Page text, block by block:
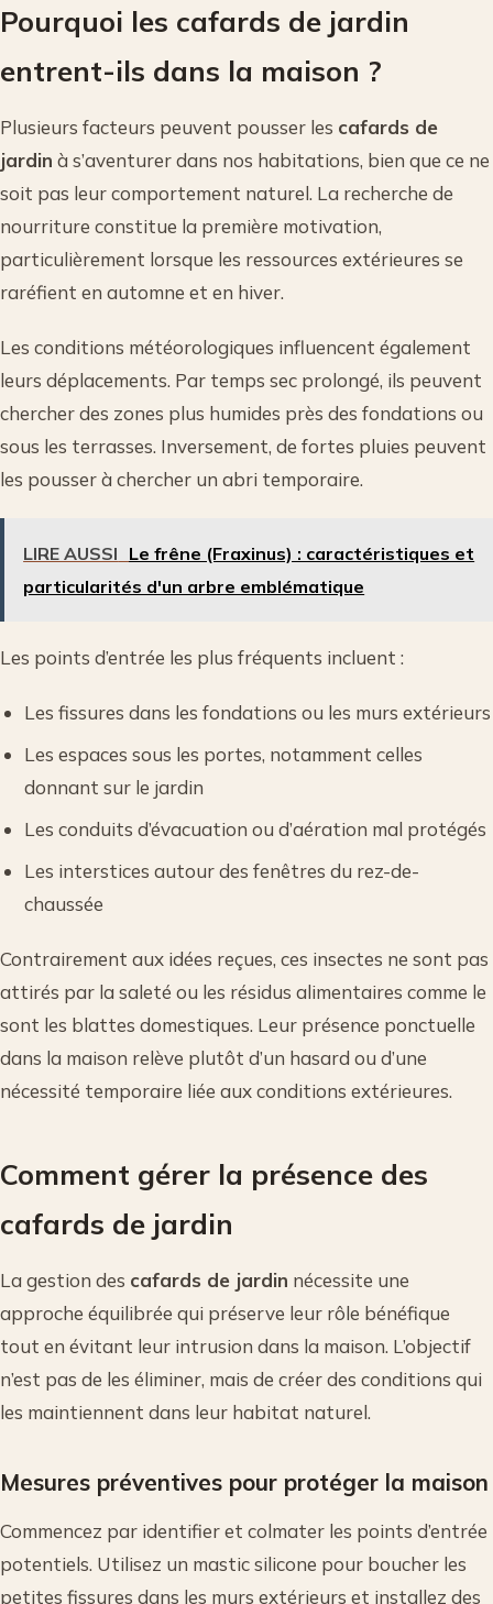
Pourquoi les cafards de jardin
entrent-ils dans la maison ?
Plusieurs facteurs peuvent pousser les cafards de
jardin à s’aventurer dans nos habitations, bien que ce ne
soit pas leur comportement naturel. La recherche de
nourriture constitue la première motivation,
particulièrement lorsque les ressources extérieures se
raréfient en automne et en hiver.
Les conditions météorologiques influencent également
leurs déplacements. Par temps sec prolongé, ils peuvent
chercher des zones plus humides près des fondations ou
sous les terrasses. Inversement, de fortes pluies peuvent
les pousser à chercher un abri temporaire.
LIRE AUSSI Le frêne (Fraxinus) : caractéristiques et
particularités d'un arbre emblématique
Les points d’entrée les plus fréquents incluent :
Les fissures dans les fondations ou les murs extérieurs
Les espaces sous les portes, notamment celles
donnant sur le jardin
Les conduits d’évacuation ou d’aération mal protégés
Les interstices autour des fenêtres du rez-de-
chaussée
Contrairement aux idées reçues, ces insectes ne sont pas
attirés par la saleté ou les résidus alimentaires comme le
sont les blattes domestiques. Leur présence ponctuelle
dans la maison relève plutôt d’un hasard ou d’une
nécessité temporaire liée aux conditions extérieures.
Comment gérer la présence des
cafards de jardin
La gestion des cafards de jardin nécessite une
approche équilibrée qui préserve leur rôle bénéfique
tout en évitant leur intrusion dans la maison. L’objectif
n’est pas de les éliminer, mais de créer des conditions qui
les maintiennent dans leur habitat naturel.
Mesures préventives pour protéger la maison
Commencez par identifier et colmater les points d’entrée
potentiels. Utilisez un mastic silicone pour boucher les
petites fissures dans les murs extérieurs et installez des